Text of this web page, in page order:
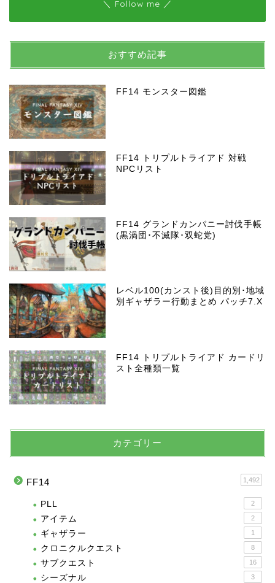
＼ Follow me ／
おすすめ記事
FF14 モンスター図鑑
FF14 トリプルトライアド 対戦
NPCリスト
FF14 グランドカンパニー討伐手帳
(黒渦団･不滅隊･双蛇党)
レベル100(カンスト後)目的別･地域
別ギャザラー行動まとめ パッチ7.X
FF14 トリプルトライアド カードリ
スト全種類一覧
カテゴリー
FF14 1,492
PLL 2
アイテム 2
ギャザラー 1
クロニクルクエスト 8
サブクエスト 16
シーズナル 3